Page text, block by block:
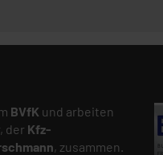
BVfK und arbeiten
der Kfz-
, zusammen.